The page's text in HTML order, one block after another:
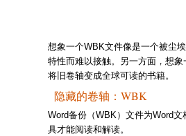
想象一个WBK文件像是一个被尘
特性而难以接触。另一方面，想
将旧卷轴变成全球可读的书籍。
隐藏的卷轴：WBK
Word备份（WBK）文件为Word
具才能阅读和解读。